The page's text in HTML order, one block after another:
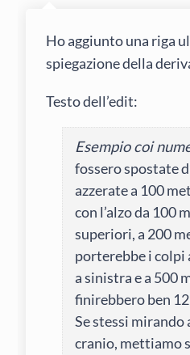
Ho aggiunto una riga
spiegazione della
Testo dell’edit:
Esempio coi
fossero spostate
azzerate a 100
con l’alzo da 100
superiori, a 200
porterebbe i colpi
a sinistra e a 500
finirebbero ben
Se stessi mirando
cranio, mettiamo